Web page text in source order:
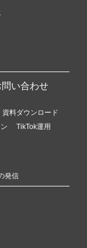
い合わせ
資料ダウンロード
TikTok運用
発信